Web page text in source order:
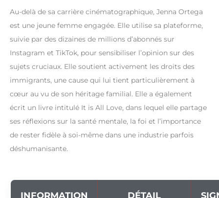
Au-delà de sa carrière cinématographique, Jenna Ortega
est une jeune femme engagée. Elle utilise sa plateforme,
suivie par des dizaines de millions d’abonnés sur
Instagram et TikTok, pour sensibiliser l’opinion sur des
sujets cruciaux. Elle soutient activement les droits des
immigrants, une cause qui lui tient particulièrement à
cœur au vu de son héritage familial. Elle a également
écrit un livre intitulé It is All Love, dans lequel elle partage
ses réflexions sur la santé mentale, la foi et l’importance
de rester fidèle à soi-même dans une industrie parfois
déshumanisante.
INFORMATION
DÉTAIL